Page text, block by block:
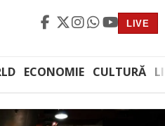
LIVE
ECONOMIE CULTURĂ